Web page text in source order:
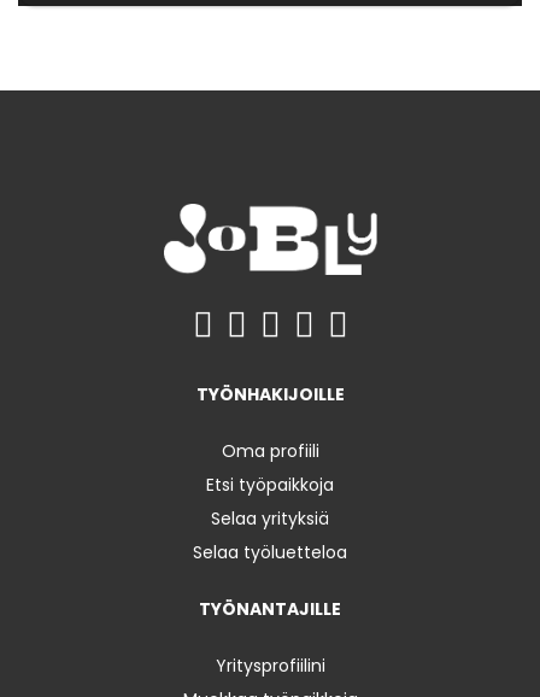
TYÖNHAKIJOILLE
Oma profiili
Etsi työpaikkoja
Selaa yrityksiä
Selaa työluetteloa
TYÖNANTAJILLE
Yritysprofiilini